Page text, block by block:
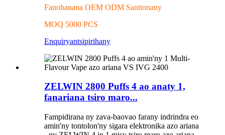
Fanohanana OEM ODM Santionany
MOQ 5000 PCS
Enquiryantsipirihany
ZELWIN 2800 Puffs 4 ao anaty 1,
fanariana tsiro maro...
Fampidirana ny zava-baovao farany indrindra eo
amin'ny tontolon'ny sigara elektronika azo ariana